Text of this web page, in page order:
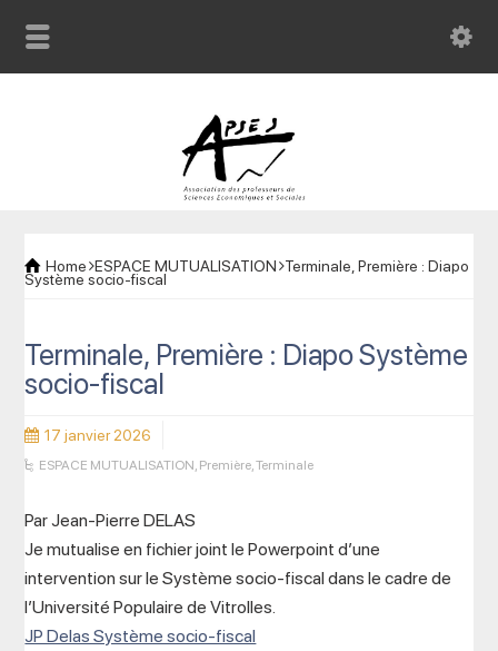
Home ESPACE MUTUALISATION Terminale, Première : Diapo
Système socio-fiscal
Terminale, Première : Diapo Système
socio-fiscal
17 janvier 2026
ESPACE MUTUALISATION, Première,Terminale
Par Jean-Pierre DELAS
Je mutualise en fichier joint le Powerpoint d’une
intervention sur le Système socio-fiscal dans le cadre de
l’Université Populaire de Vitrolles.
JP Delas Système socio-fiscal